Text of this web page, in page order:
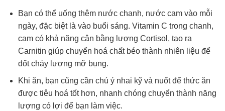
Bạn có thể uống thêm nước chanh, nước cam vào mỗi
ngày, đặc biệt là vào buổi sáng. Vitamin C trong chanh,
cam có khả năng cân bằng lượng Cortisol, tạo ra
Carnitin giúp chuyển hoá chất béo thành nhiên liệu để
đốt cháy lượng mỡ bụng.
Khi ăn, bạn cũng cần chú ý nhai kỹ và nuốt để thức ăn
được tiêu hoá tốt hơn, nhanh chóng chuyển thành năng
lượng có lợi để bạn làm việc.